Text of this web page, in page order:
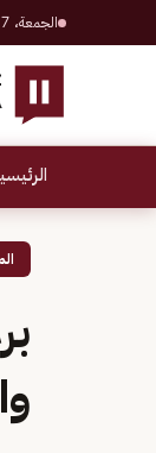
الجمعة، 7 أغسطس 2026 · 24 صفر 1448 هـ